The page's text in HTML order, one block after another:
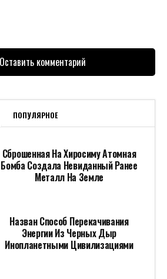
Оставить комментарий
ПОПУЛЯРНОЕ
Сброшенная На Хиросиму Атомная
Бомба Создала Невиданный Ранее
Металл На Земле
Назван Способ Перекачивания
Энергии Из Черных Дыр
Инопланетными Цивилизациями